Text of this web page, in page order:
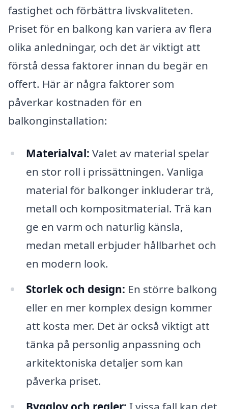
fastighet och förbättra livskvaliteten.
Priset för en balkong kan variera av flera
olika anledningar, och det är viktigt att
förstå dessa faktorer innan du begär en
offert. Här är några faktorer som
påverkar kostnaden för en
balkonginstallation:
Materialval: Valet av material spelar
en stor roll i prissättningen. Vanliga
material för balkonger inkluderar trä,
metall och kompositmaterial. Trä kan
ge en varm och naturlig känsla,
medan metall erbjuder hållbarhet och
en modern look.
Storlek och design: En större balkong
eller en mer komplex design kommer
att kosta mer. Det är också viktigt att
tänka på personlig anpassning och
arkitektoniska detaljer som kan
påverka priset.